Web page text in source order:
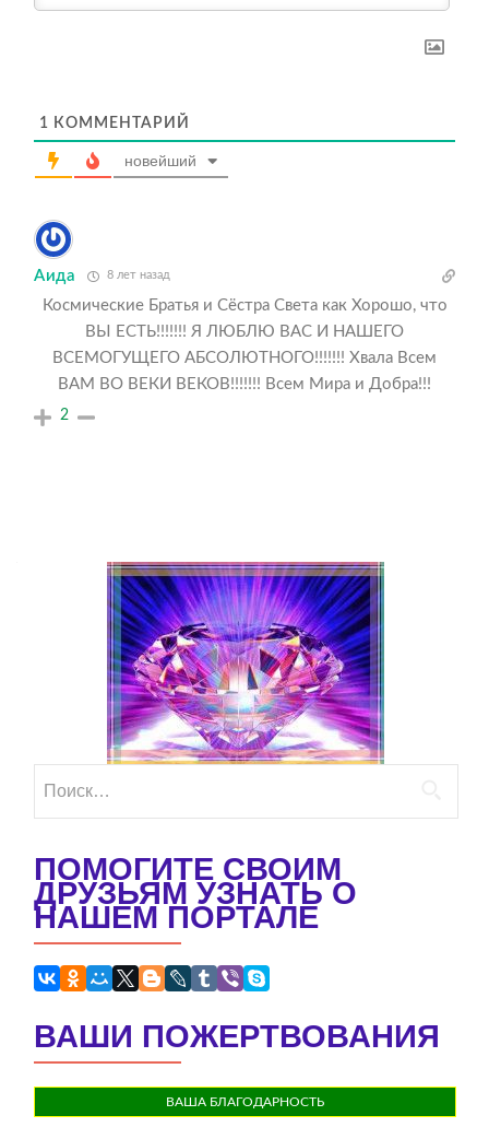
1 КОММЕНТАРИЙ
новейший
Аида 8 лет назад
Космические Братья и Сёстра Света как Хорошо, что
ВЫ ЕСТЬ!!!!!!! Я ЛЮБЛЮ ВАС И НАШЕГО
ВСЕМОГУЩЕГО АБСОЛЮТНОГО!!!!!!! Хвала Всем
ВАМ ВО ВЕКИ ВЕКОВ!!!!!!! Всем Мира и Добра!!!
2
ПОМОГИТЕ СВОИМ
ДРУЗЬЯМ УЗНАТЬ О
НАШЕМ ПОРТАЛЕ
ВАШИ ПОЖЕРТВОВАНИЯ
ВАША БЛАГОДАРНОСТЬ